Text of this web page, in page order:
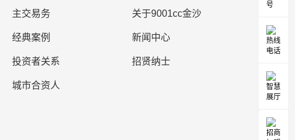
主交易务 关于9001cc金沙
经典案例 新闻中心
投资者关系 招贤纳士
城市合资人